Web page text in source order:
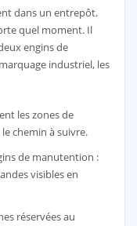
dans un entrepôt.
quel moment. Il
engins de
industriel, les
les zones de
chemin à suivre.
de manutention :
visibles en
réservées au